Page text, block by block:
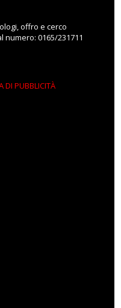
offro e cerco
0165/231711
DI PUBBLICITÀ